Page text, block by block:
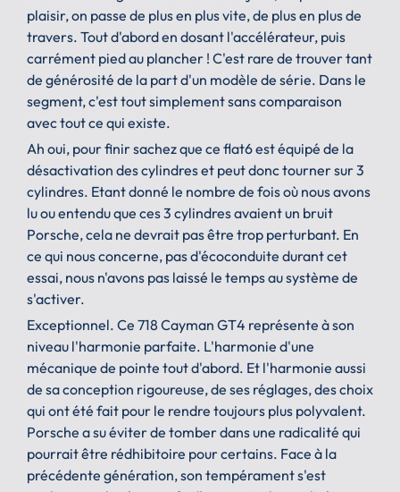
plaisir, on passe de plus en plus vite, de plus en plus de
travers. Tout d'abord en dosant l'accélérateur, puis
carrément pied au plancher ! C'est rare de trouver tant
de générosité de la part d'un modèle de série. Dans le
segment, c'est tout simplement sans comparaison
avec tout ce qui existe.
Ah oui, pour finir sachez que ce flat6 est équipé de la
désactivation des cylindres et peut donc tourner sur 3
cylindres. Etant donné le nombre de fois où nous avons
lu ou entendu que ces 3 cylindres avaient un bruit
Porsche, cela ne devrait pas être trop perturbant. En
ce qui nous concerne, pas d'écoconduite durant cet
essai, nous n'avons pas laissé le temps au système de
s'activer.
Exceptionnel. Ce 718 Cayman GT4 représente à son
niveau l'harmonie parfaite. L'harmonie d'une
mécanique de pointe tout d'abord. Et l'harmonie aussi
de sa conception rigoureuse, de ses réglages, des choix
qui ont été fait pour le rendre toujours plus polyvalent.
Porsche a su éviter de tomber dans une radicalité qui
pourrait être rédhibitoire pour certains. Face à la
précédente génération, son tempérament s'est